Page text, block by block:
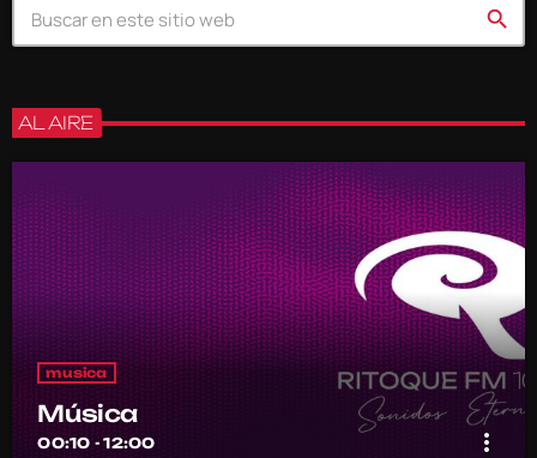
search
AL AIRE
musica
Música
00:10 - 12:00 more_vert